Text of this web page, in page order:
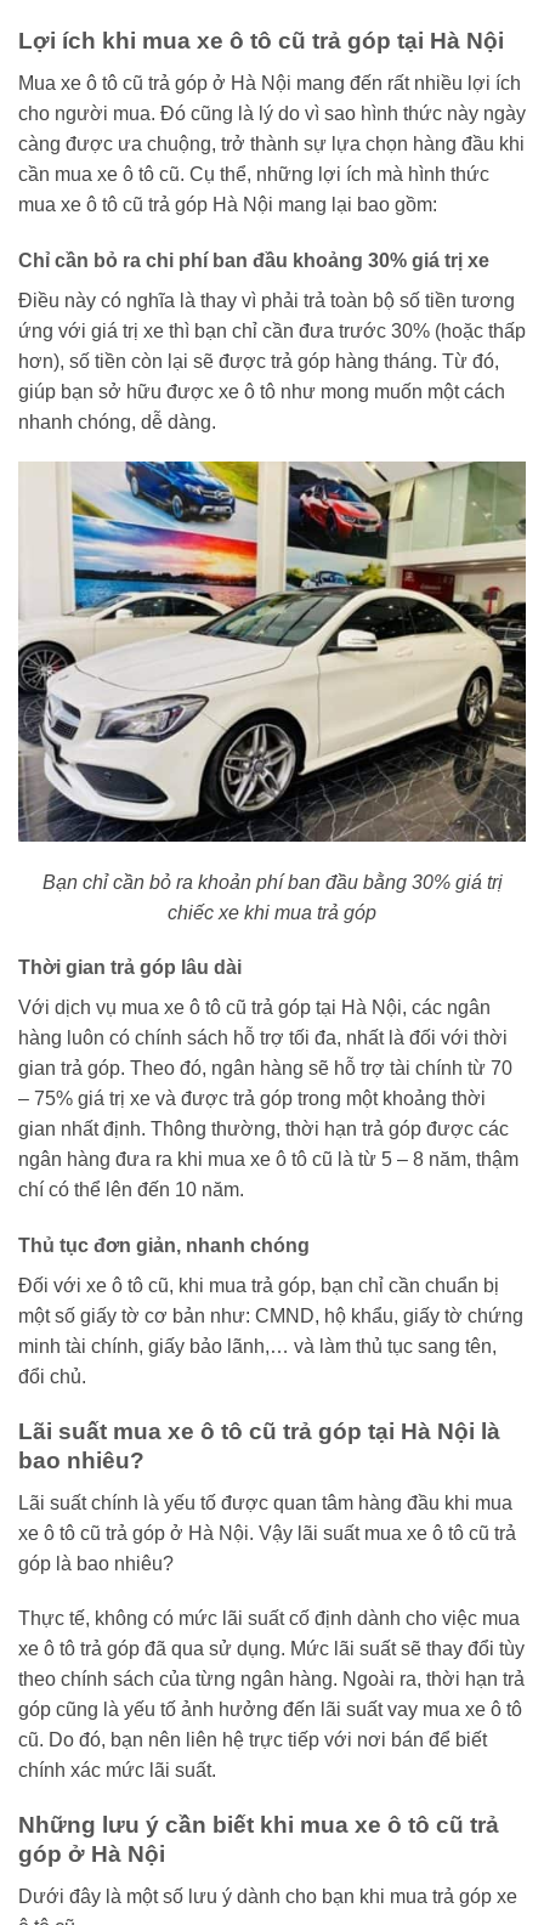
Lợi ích khi mua xe ô tô cũ trả góp tại Hà Nội
Mua xe ô tô cũ trả góp ở Hà Nội mang đến rất nhiều lợi ích
cho người mua. Đó cũng là lý do vì sao hình thức này ngày
càng được ưa chuộng, trở thành sự lựa chọn hàng đầu khi
cần mua xe ô tô cũ. Cụ thể, những lợi ích mà hình thức
mua xe ô tô cũ trả góp Hà Nội mang lại bao gồm:
Chỉ cần bỏ ra chi phí ban đầu khoảng 30% giá trị xe
Điều này có nghĩa là thay vì phải trả toàn bộ số tiền tương
ứng với giá trị xe thì bạn chỉ cần đưa trước 30% (hoặc thấp
hơn), số tiền còn lại sẽ được trả góp hàng tháng. Từ đó,
giúp bạn sở hữu được xe ô tô như mong muốn một cách
nhanh chóng, dễ dàng.
Bạn chỉ cần bỏ ra khoản phí ban đầu bằng 30% giá trị
chiếc xe khi mua trả góp
Thời gian trả góp lâu dài
Với dịch vụ mua xe ô tô cũ trả góp tại Hà Nội, các ngân
hàng luôn có chính sách hỗ trợ tối đa, nhất là đối với thời
gian trả góp. Theo đó, ngân hàng sẽ hỗ trợ tài chính từ 70
– 75% giá trị xe và được trả góp trong một khoảng thời
gian nhất định. Thông thường, thời hạn trả góp được các
ngân hàng đưa ra khi mua xe ô tô cũ là từ 5 – 8 năm, thậm
chí có thể lên đến 10 năm.
Thủ tục đơn giản, nhanh chóng
Đối với xe ô tô cũ, khi mua trả góp, bạn chỉ cần chuẩn bị
một số giấy tờ cơ bản như: CMND, hộ khẩu, giấy tờ chứng
minh tài chính, giấy bảo lãnh,… và làm thủ tục sang tên,
đổi chủ.
Lãi suất mua xe ô tô cũ trả góp tại Hà Nội là
bao nhiêu?
Lãi suất chính là yếu tố được quan tâm hàng đầu khi mua
xe ô tô cũ trả góp ở Hà Nội. Vậy lãi suất mua xe ô tô cũ trả
góp là bao nhiêu?
Thực tế, không có mức lãi suất cố định dành cho việc mua
xe ô tô trả góp đã qua sử dụng. Mức lãi suất sẽ thay đổi tùy
theo chính sách của từng ngân hàng. Ngoài ra, thời hạn trả
góp cũng là yếu tố ảnh hưởng đến lãi suất vay mua xe ô tô
cũ. Do đó, bạn nên liên hệ trực tiếp với nơi bán để biết
chính xác mức lãi suất.
Những lưu ý cần biết khi mua xe ô tô cũ trả
góp ở Hà Nội
Dưới đây là một số lưu ý dành cho bạn khi mua trả góp xe